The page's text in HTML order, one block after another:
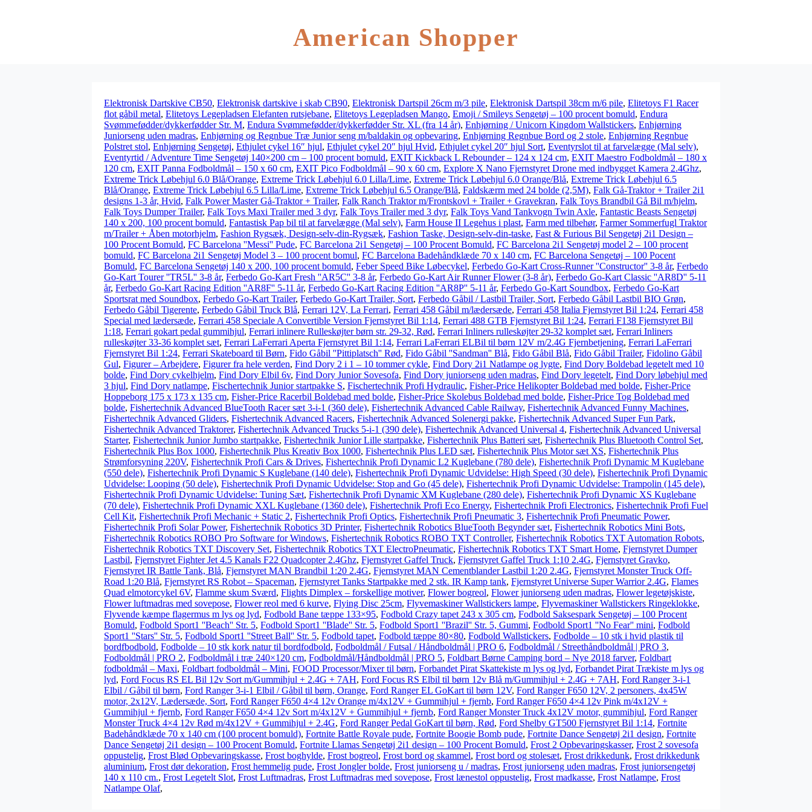
American Shopper
Elektronisk Dartskive CB50, Elektronisk dartskive i skab CB90, Elektronisk Dartspil 26cm m/3 pile, Elektronisk Dartspil 38cm m/6 pile, Elitetoys F1 Racer
flot gåbil metal, Elitetoys Legepladsen Elefanten rutsjebane, Elitetoys Legepladsen Mango, Emoji / Smileys Sengetøj – 100 procent bomuld, Endura
Svømmefødder/dykkerfødder Str. M, Endura Svømmefødder/dykkerfødder Str. XL (fra 14 år), Enhjørning / Unicorn Kingdom Wallstickers, Enhjørning
Juniorseng uden madras, Enhjørning og Regnbue Træ Junior seng m/baldakin og opbevaring, Enhjørning Regnbue Bord og 2 stole, Enhjørning Regnbue
Polstret stol, Enhjørning Sengetøj, Ethjulet cykel 16″ hjul, Ethjulet cykel 20″ hjul Hvid, Ethjulet cykel 20″ hjul Sort, Eventyrslot til at farvelægge (Mal selv),
Eventyrtid / Adventure Time Sengetøj 140×200 cm – 100 procent bomuld, EXIT Kickback L Rebounder – 124 x 124 cm, EXIT Maestro Fodboldmål – 180 x
120 cm, EXIT Panna Fodboldmål – 150 x 60 cm, EXIT Pico Fodboldmål – 90 x 60 cm, Explore X Nano Fjernstyret Drone med indbygget Kamera 2.4Ghz,
Extreme Trick Løbehjul 6.0 Blå/Orange, Extreme Trick Løbehjul 6.0 Lilla/Lime, Extreme Trick Løbehjul 6.0 Orange/Blå, Extreme Trick Løbehjul 6.5
Blå/Orange, Extreme Trick Løbehjul 6.5 Lilla/Lime, Extreme Trick Løbehjul 6.5 Orange/Blå, Faldskærm med 24 bolde (2,5M), Falk Gå-Traktor + Trailer 2i1
designs 1-3 år, Hvid, Falk Power Master Gå-Traktor + Trailer, Falk Ranch Traktor m/Frontskovl + Trailer + Gravekran, Falk Toys Brandbil Gå Bil m/hjelm,
Falk Toys Dumper Trailer, Falk Toys Maxi Trailer med 3 dyr, Falk Toys Trailer med 3 dyr, Falk Toys Vand Tankvogn Twin Axle, Fantastic Beasts Sengetøj
140 x 200, 100 procent bomuld, Fantastisk Pap bil til at farvelægge (Mal selv), Farm House II Legehus i plast, Farm med tilbehør, Farmer Sommerfugl Traktor
m/Trailer + Åben motorhjelm, Fashion Rygsæk, Design-selv-din-Rygsæk, Fashion Taske, Design-selv-din-taske, Fast & Furious Bil Sengetøj 2i1 Design –
100 Procent Bomuld, FC Barcelona ''Messi'' Pude, FC Barcelona 2i1 Sengetøj – 100 Procent Bomuld, FC Barcelona 2i1 Sengetøj model 2 – 100 procent
bomuld, FC Barcelona 2i1 Sengetøj Model 3 – 100 procent bomul, FC Barcelona Badehåndklæde 70 x 140 cm, FC Barcelona Sengetøj – 100 Pocent
Bomuld, FC Barcelona Sengetøj 140 x 200, 100 procent bomuld, Feber Speed Bike Løbecykel, Ferbedo Go-Kart Cross-Runner ''Constructor'' 3-8 år, Ferbedo
Go-Kart Tourer ''TR5L'' 3-8 år, Ferbedo Go-Kart Fresh ''AR5C'' 3-8 år, Ferbedo Go-Kart Air Runner Flower (3-8 år), Ferbedo Go-Kart Classic ''AR8D'' 5-11
år, Ferbedo Go-Kart Racing Edition ''AR8F'' 5-11 år, Ferbedo Go-Kart Racing Edition ''AR8P'' 5-11 år, Ferbedo Go-Kart Soundbox, Ferbedo Go-Kart
Sportsrat med Soundbox, Ferbedo Go-Kart Trailer, Ferbedo Go-Kart Trailer, Sort, Ferbedo Gåbil / Lastbil Trailer, Sort, Ferbedo Gåbil Lastbil BIO Grøn,
Ferbedo Gåbil Tigerente, Ferbedo Gåbil Truck Blå, Ferrari 12V, La Ferrari, Ferrari 458 Gåbil m/lædersæde, Ferrari 458 Italia Fjernstyret Bil 1:24, Ferrari 458
Special med lædersæde, Ferrari 458 Speciale A Convertible Version Fjernstyret Bil 1:14, Ferrari 488 GTB Fjernstyret Bil 1:24, Ferrari F138 Fjernstyret Bil
1:18, Ferrari gokart pedal gummihjul, Ferrari inlinere Rulleskøjter børn str. 29-32, Rød, Ferrari Inliners rulleskøjter 29-32 komplet sæt, Ferrari Inliners
rulleskøjter 33-36 komplet sæt, Ferrari LaFerrari Aperta Fjernstyret Bil 1:14, Ferrari LaFerrari ELBil til børn 12V m/2.4G Fjernbetjening, Ferrari LaFerrari
Fjernstyret Bil 1:24, Ferrari Skateboard til Børn, Fido Gåbil ''Pittiplatsch'' Rød, Fido Gåbil ''Sandman'' Blå, Fido Gåbil Blå, Fido Gåbil Trailer, Fidolino Gåbil
Gul, Figurer – Arbejdere, Figurer fra hele verden, Find Dory 2 i 1 – 10 tommer cykle, Find Dory 2i1 Natlampe og lygte, Find Dory Boldebad legetelt med 10
bolde, Find Dory cykelhjelm, Find Dory Elbil 6v, Find Dory Junior Sovesofa, Find Dory juniorseng uden madras, Find Dory legetelt, Find Dory løbehjul med
3 hjul, Find Dory natlampe, Fischertechnik Junior startpakke S, Fischertechnik Profi Hydraulic, Fisher-Price Helikopter Boldebad med bolde, Fisher-Price
Hoppeborg 175 x 173 x 135 cm, Fisher-Price Racerbil Boldebad med bolde, Fisher-Price Skolebus Boldebad med bolde, Fisher-Price Tog Boldebad med
bolde, Fishertechnik Advanced BlueTooth Racer sæt 3-i-1 (360 dele), Fishertechnik Advanced Cable Railway, Fishertechnik Advanced Funny Machines,
Fishertechnik Advanced Gliders, Fishertechnik Advanced Racers, Fishertechnik Advanced Solenergi pakke, Fishertechnik Advanced Super Fun Park,
Fishertechnik Advanced Traktorer, Fishertechnik Advanced Trucks 5-i-1 (390 dele), Fishertechnik Advanced Universal 4, Fishertechnik Advanced Universal
Starter, Fishertechnik Junior Jumbo startpakke, Fishertechnik Junior Lille startpakke, Fishertechnik Plus Batteri sæt, Fishertechnik Plus Bluetooth Control Set,
Fishertechnik Plus Box 1000, Fishertechnik Plus Kreativ Box 1000, Fishertechnik Plus LED sæt, Fishertechnik Plus Motor sæt XS, Fishertechnik Plus
Strømforsyning 220V, Fishertechnik Profi Cars & Drives, Fishertechnik Profi Dynamic L2 Kuglebane (780 dele), Fishertechnik Profi Dynamic M Kuglebane
(550 dele), Fishertechnik Profi Dynamic S Kuglebane (140 dele), Fishertechnik Profi Dynamic Udvidelse: High Speed (30 dele), Fishertechnik Profi Dynamic
Udvidelse: Looping (50 dele), Fishertechnik Profi Dynamic Udvidelse: Stop and Go (45 dele), Fishertechnik Profi Dynamic Udvidelse: Trampolin (145 dele),
Fishertechnik Profi Dynamic Udvidelse: Tuning Sæt, Fishertechnik Profi Dynamic XM Kuglebane (280 dele), Fishertechnik Profi Dynamic XS Kuglebane
(70 dele), Fishertechnik Profi Dynamic XXL Kuglebane (1360 dele), Fishertechnik Profi Eco Energy, Fishertechnik Profi Electronics, Fishertechnik Profi Fuel
Cell Kit, Fishertechnik Profi Mechanic + Static 2, Fishertechnik Profi Optics, Fishertechnik Profi Pneumatic 3, Fishertechnik Profi Pneumatic Power,
Fishertechnik Profi Solar Power, Fishertechnik Robotics 3D Printer, Fishertechnik Robotics BlueTooth Begynder sæt, Fishertechnik Robotics Mini Bots,
Fishertechnik Robotics ROBO Pro Software for Windows, Fishertechnik Robotics ROBO TXT Controller, Fishertechnik Robotics TXT Automation Robots,
Fishertechnik Robotics TXT Discovery Set, Fishertechnik Robotics TXT ElectroPneumatic, Fishertechnik Robotics TXT Smart Home, Fjernstyret Dumper
Lastbil, Fjernstyret Fighter Jet 4.5 Kanals F22 Quadcopter 2.4Ghz, Fjernstyret Gaffel Truck, Fjernstyret Gaffel Truck 1:10 2.4G, Fjernstyret Gravko,
Fjernstyret IR Battle Tank, Blå, Fjernstyret MAN Brandbil 1:20 2.4G, Fjernstyret MAN Cementblander Lastbil 1:20 2.4G, Fjernstyret Monster Truck Off-
Road 1:20 Blå, Fjernstyret RS Robot – Spaceman, Fjernstyret Tanks Startpakke med 2 stk. IR Kamp tank, Fjernstyret Universe Super Warrior 2.4G, Flames
Quad elmotorcykel 6V, Flamme skum Sværd, Flights Dimplex – forskellige motiver, Flower bogreol, Flower juniorseng uden madras, Flower legetøjskiste,
Flower luftmadras med sovepose, Flower reol med 6 kurve, Flying Disc 25cm, Flyvemaskiner Wallstickers lampe, Flyvemaskiner Wallstickers Ringeklokke,
Flyvende kæmpe flagermus m lys og lyd, Fodbold Bane tæppe 133×95, Fodbold Crazy tapet 243 x 305 cm, Fodbold Saksespark Sengetøj – 100 Procent
Bomuld, Fodbold Sport1 ''Beach'' Str. 5, Fodbold Sport1 ''Blade'' Str. 5, Fodbold Sport1 ''Brazil'' Str. 5, Gummi, Fodbold Sport1 ''No Fear'' mini, Fodbold
Sport1 ''Stars'' Str. 5, Fodbold Sport1 ''Street Ball'' Str. 5, Fodbold tapet, Fodbold tæppe 80×80, Fodbold Wallstickers, Fodbolde – 10 stk i hvid plastik til
bordfbodbold, Fodbolde – 10 stk kork natur til bordfodbold, Fodboldmål / Futsal / Håndboldmål | PRO 6, Fodboldmål / Streethåndboldmål | PRO 3,
Fodboldmål | PRO 2, Fodboldmål i træ 240×120 cm, Fodboldmål/Håndboldmål | PRO 5, Foldbart Børne Camping bord – Nye 2018 farver, Foldbart
fodboldmål – Maxi, Foldbart fodboldmål – Mini, FOOD Processor/Mixer til børn, Forbandet Pirat Skattekiste m lys og lyd, Forbandet Pirat Trækiste m lys og
lyd, Ford Focus RS EL Bil 12v Sort m/Gummihjul + 2.4G + 7AH, Ford Focus RS Elbil til børn 12v Blå m/Gummihjul + 2.4G + 7AH, Ford Ranger 3-i-1
Elbil / Gåbil til børn, Ford Ranger 3-i-1 Elbil / Gåbil til børn, Orange, Ford Ranger EL GoKart til børn 12V, Ford Ranger F650 12V, 2 personers, 4x45W
motor, 2x12V, Lædersæde, Sort, Ford Ranger F650 4×4 12v Orange m/4x12V + Gummihjul + fjernb, Ford Ranger F650 4×4 12v Pink m/4x12V +
Gummihjul + fjernb, Ford Ranger F650 4×4 12v Sort m/4x12V + Gummihjul + fjernb, Ford Ranger Monster Truck 4x12V motor, gummihjul, Ford Ranger
Monster Truck 4×4 12v Rød m/4x12V + Gummihjul + 2.4G, Ford Ranger Pedal GoKart til børn, Rød, Ford Shelby GT500 Fjernstyret Bil 1:14, Fortnite
Badehåndklæde 70 x 140 cm (100 procent bomuld), Fortnite Battle Royale pude, Fortnite Boogie Bomb pude, Fortnite Dance Sengetøj 2i1 design, Fortnite
Dance Sengetøj 2i1 design – 100 Procent Bomuld, Fortnite Llamas Sengetøj 2i1 design – 100 Procent Bomuld, Frost 2 Opbevaringskasser, Frost 2 sovesofa
oppustelig, Frost Blød Opbevaringskasse, Frost boghylde, Frost bogreol, Frost bord og skammel, Frost bord og stolesæt, Frost drikkedunk, Frost drikkedunk
aluminium, Frost dør dekoration, Frost hemmelig pude, Frost Jongler bolde, Frost juniorseng u / madras, Frost juniorseng uden madras, Frost juniorsengetøj
140 x 110 cm., Frost Legetelt Slot, Frost Luftmadras, Frost Luftmadras med sovepose, Frost lænestol oppustelig, Frost madkasse, Frost Natlampe, Frost
Natlampe Olaf,